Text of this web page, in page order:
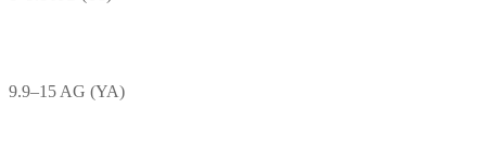
9.9–15 AG (YA)